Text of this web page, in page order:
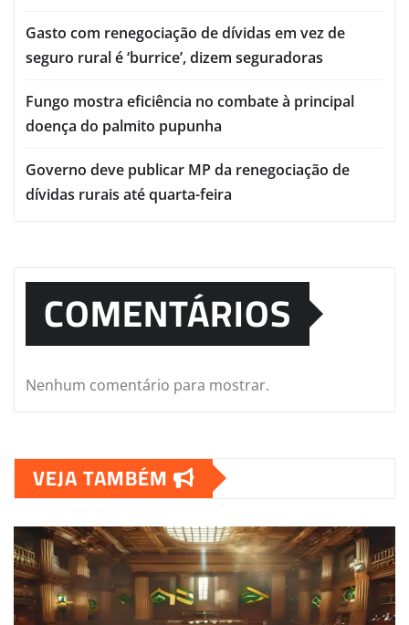
Gasto com renegociação de dívidas em vez de
seguro rural é ‘burrice’, dizem seguradoras
Fungo mostra eficiência no combate à principal
doença do palmito pupunha
Governo deve publicar MP da renegociação de
dívidas rurais até quarta-feira
COMENTÁRIOS
Nenhum comentário para mostrar.
VEJA TAMBÉM